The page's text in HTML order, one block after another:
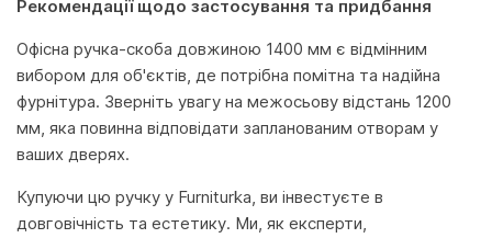
Рекомендації щодо застосування та придбання
Офісна ручка-скоба довжиною 1400 мм є відмінним
вибором для об'єктів, де потрібна помітна та надійна
фурнітура. Зверніть увагу на межосьову відстань 1200
мм, яка повинна відповідати запланованим отворам у
ваших дверях.
Купуючи цю ручку у Furniturka, ви інвестуєте в
довговічність та естетику. Ми, як експерти,